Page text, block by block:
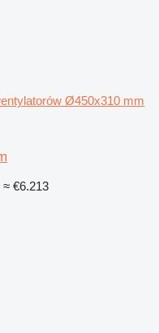
Ø450x310 mm
≈ €6.213